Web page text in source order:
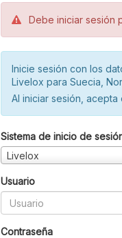
Debe iniciar sesión
Inicie sesión con los
Livelox para Suecia,
Al iniciar sesión, acepta
Sistema de inicio de
Livelox
Usuario
Contraseña